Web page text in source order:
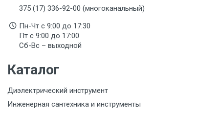
375 (17) 336-92-00 (многоканальный)
Пн-Чт с 9:00 до 17:30
Пт с 9:00 до 17:00
Сб-Вс – выходной
Каталог
Диэлектрический инструмент
Инженерная сантехника и инструменты